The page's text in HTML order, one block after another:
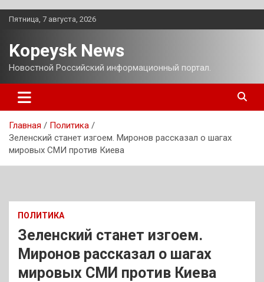
Перейти
Пятница, 7 августа, 2026
Kopeysk News
Новостной Российский информационный портал.
Главная
Политика
Зеленский станет изгоем. Миронов рассказал о шагах
мировых СМИ против Киева
ПОЛИТИКА
Зеленский станет изгоем.
Миронов рассказал о шагах
мировых СМИ против Киева